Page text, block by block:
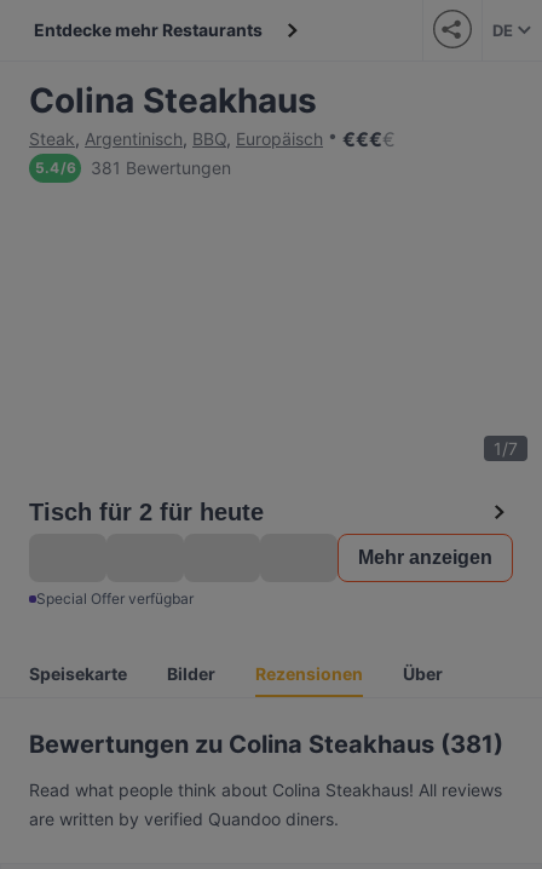
Entdecke mehr Restaurants DE
Colina Steakhaus
Steak, Argentinisch, BBQ, Europäisch €€€€
5.4/6 381 Bewertungen
1/7
Tisch für 2 für heute
Mehr anzeigen
Special Offer verfügbar
Speisekarte Bilder Rezensionen Über
Bewertungen zu Colina Steakhaus (381)
Read what people think about Colina Steakhaus! All reviews
are written by verified Quandoo diners.